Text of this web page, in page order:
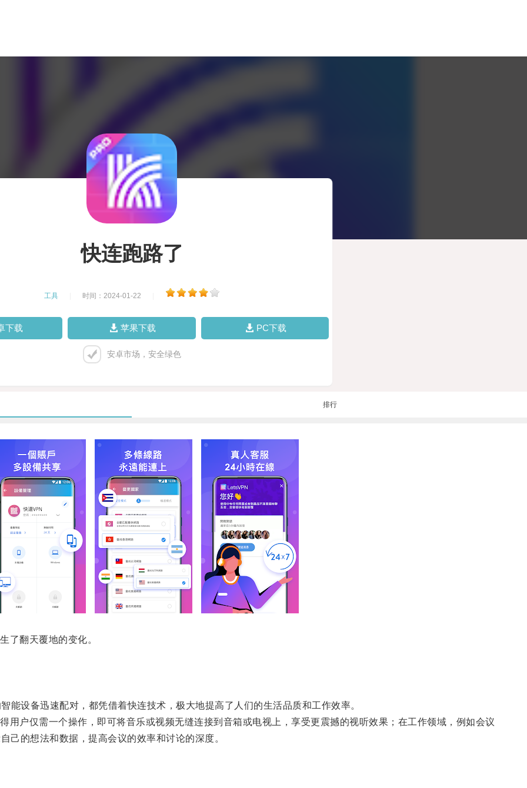
快连跑路了
工具 时间：2024-01-22
下载 苹果下载 PC下载
安卓市场，安全绿色
排行
翻天覆地的变化。
备迅速配对，都凭借着快连技术，极大地提高了人们的生活品质和工作效率。
仅需一个操作，即可将音乐或视频无缝连接到音箱或电视上，享受更震撼的视听效果；在工作领域，例如会议
己的想法和数据，提高会议的效率和讨论的深度。